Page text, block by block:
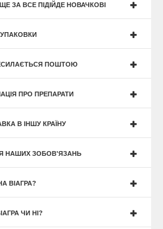
ЗА ВСЕ ПІДІЙДЕ НОВАЧКОВІ
УПАКОВКИ
ПОШТОЮ
ПРО ПРЕПАРАТИ
В ІНШУ КРАЇНУ
НАШИХ ЗОБОВ'ЯЗАНЬ
ВІАГРА?
ЧИ НІ?